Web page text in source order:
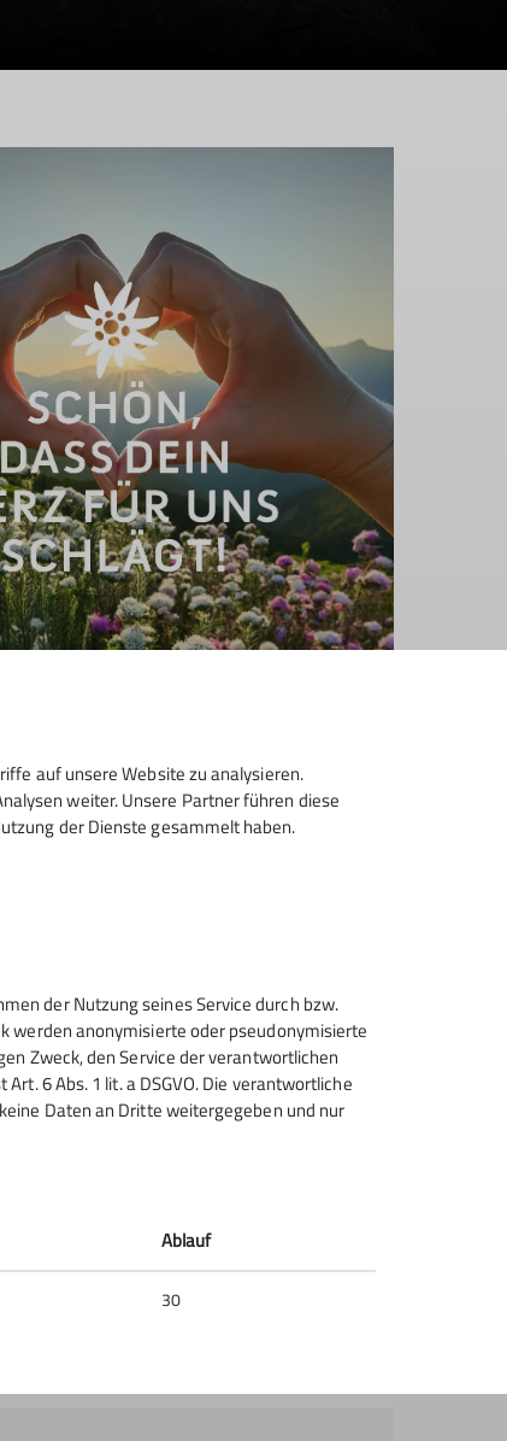
Abenteuer und Natur
du viele Möglichkeiten, aktiv zu sein,
Wir bieten dir ein vielfältiges
auf unsere Website zu analysieren.
weiter. Unsere Partner führen diese
der Dienste gesammelt haben.
der Nutzung seines Service durch bzw.
werden anonymisierte oder pseudonymisierte
Zweck, den Service der verantwortlichen
6 Abs. 1 lit. a DSGVO. Die verantwortliche
Daten an Dritte weitergegeben und nur
Ablauf
30